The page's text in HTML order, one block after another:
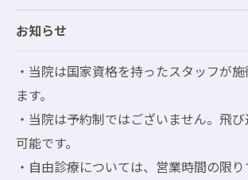
お知らせ
・当院は国家資格を持ったスタッフが
ます。
・当院は予約制ではございません。飛
可能です。
・自由診療については、営業時間の限